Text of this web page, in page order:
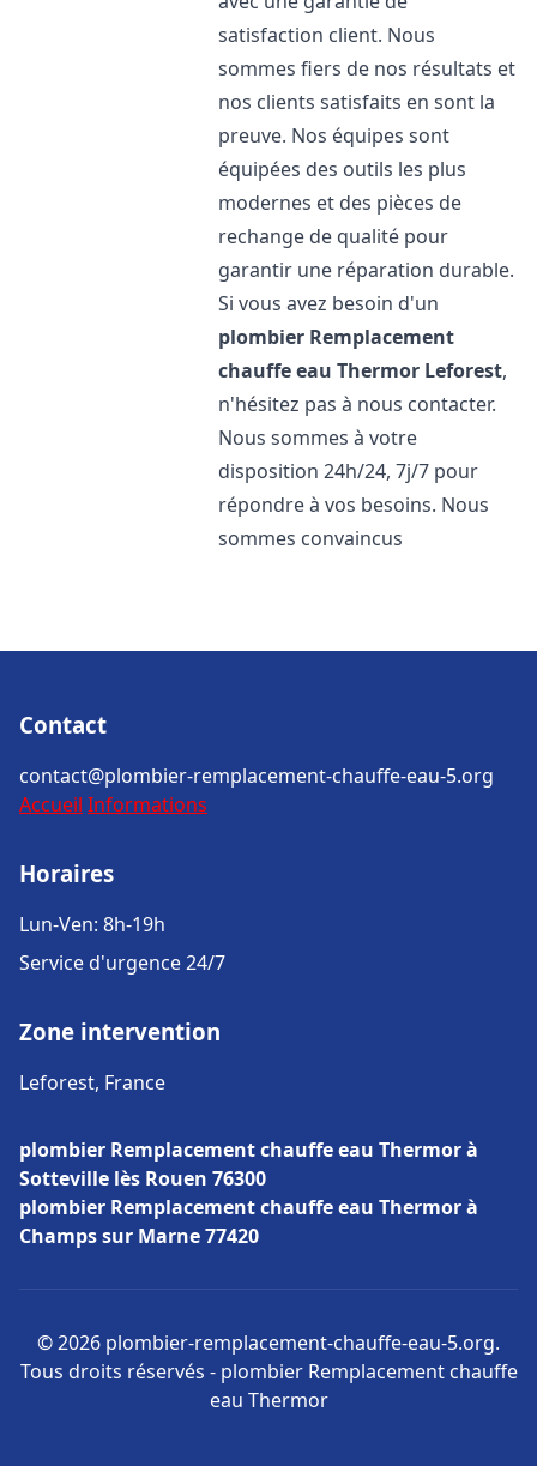
satisfaction client. Nous
sommes fiers de nos résultats et
nos clients satisfaits en sont la
preuve. Nos équipes sont
équipées des outils les plus
modernes et des pièces de
rechange de qualité pour
garantir une réparation durable.
Si vous avez besoin d'un
plombier Remplacement
chauffe eau Thermor Leforest,
n'hésitez pas à nous contacter.
Nous sommes à votre
disposition 24h/24, 7j/7 pour
répondre à vos besoins. Nous
sommes convaincus
Contact
contact@plombier-remplacement-chauffe-eau-5.org
Accueil Informations
Horaires
Lun-Ven: 8h-19h
Service d'urgence 24/7
Zone intervention
Leforest, France
plombier Remplacement chauffe eau Thermor à
Sotteville lès Rouen 76300
plombier Remplacement chauffe eau Thermor à
Champs sur Marne 77420
© 2026 plombier-remplacement-chauffe-eau-5.org.
Tous droits réservés - plombier Remplacement chauffe
eau Thermor